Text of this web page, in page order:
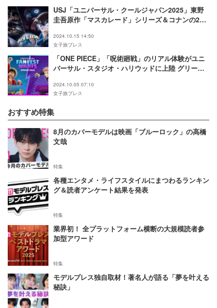
USJ「ユニバーサル・クールジャパン2025」東野
圭吾原作「マスカレード」シリーズ＆コナンの2大
2024.10.15 14:50
女子旅プレス
「ONE PIECE」「呪術廻戦」のリアル体験がユニ
バーサル・スタジオ・ハリウッドに上陸 グリーテ
2024.10.05 07:10
女子旅プレス
おすすめ特集
8月のカバーモデルは映画「ブルーロック」の高橋
文哉
特集
各種エンタメ・ライフスタイルにまつわるランキン
グ＆読者アンケート結果を発表
特集
業界初！ 全プラットフォーム横断の大規模読者参
加型アワード
特集
モデルプレス独自取材！著名人が語る「夢を叶える
秘訣」